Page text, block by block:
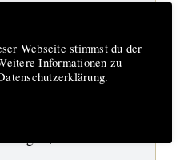
Webseite stimmst du der
Informationen zu